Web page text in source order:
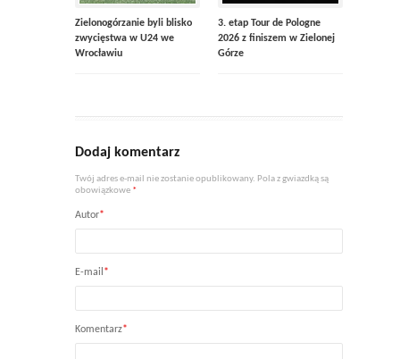
Zielonogórzanie byli blisko
zwycięstwa w U24 we
Wrocławiu
3. etap Tour de Pologne
2026 z finiszem w Zielonej
Górze
Dodaj komentarz
Twój adres e-mail nie zostanie opublikowany. Pola z gwiazdką są
obowiązkowe *
Autor*
E-mail*
Komentarz*